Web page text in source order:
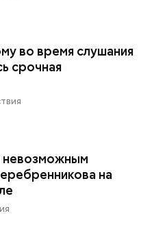
во время слушания
срочная
невозможным
на